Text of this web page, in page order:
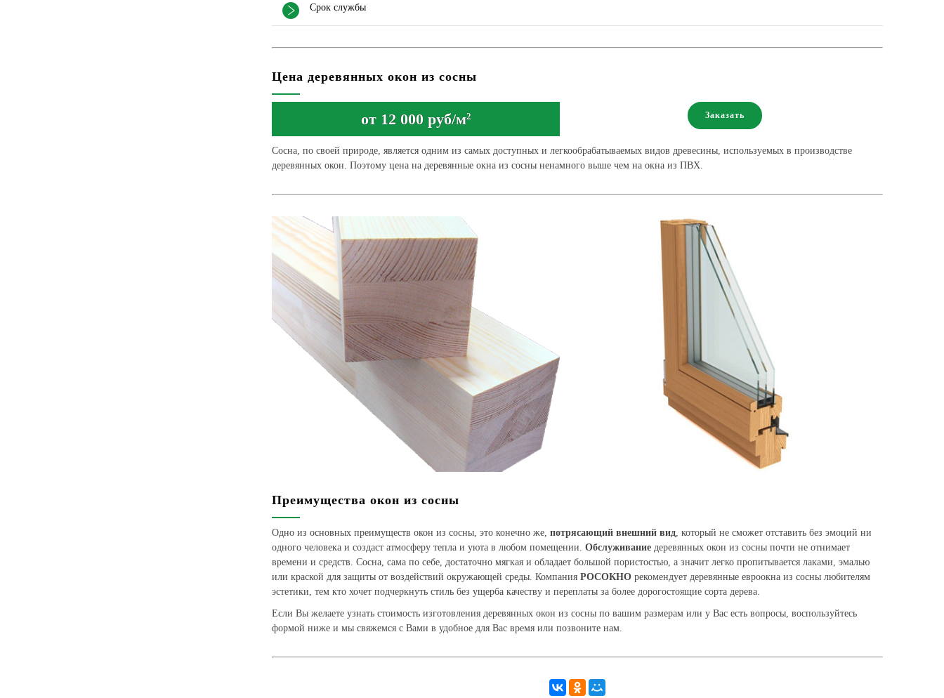
Срок службы
Цена деревянных окон из сосны
от 12 000 руб/м2 Заказать
Сосна, по своей природе, является одним из самых доступных и легкообрабатываемых видов древесины, используемых в производстве
деревянных окон. Поэтому цена на деревянные окна из сосны ненамного выше чем на окна из ПВХ.
Преимущества окон из сосны
Одно из основных преимуществ окон из сосны, это конечно же, потрясающий внешний вид, который не сможет отставить без эмоций ни
одного человека и создаст атмосферу тепла и уюта в любом помещении. Обслуживание деревянных окон из сосны почти не отнимает
времени и средств. Сосна, сама по себе, достаточно мягкая и обладает большой пористостью, а значит легко пропитывается лаками, эмалью
или краской для защиты от воздействий окружающей среды. Компания РОСОКНО рекомендует деревянные евроокна из сосны любителям
эстетики, тем кто хочет подчеркнуть стиль без ущерба качеству и переплаты за более дорогостоящие сорта дерева.
Если Вы желаете узнать стоимость изготовления деревянных окон из сосны по вашим размерам или у Вас есть вопросы, воспользуйтесь
формой ниже и мы свяжемся с Вами в удобное для Вас время или позвоните нам.